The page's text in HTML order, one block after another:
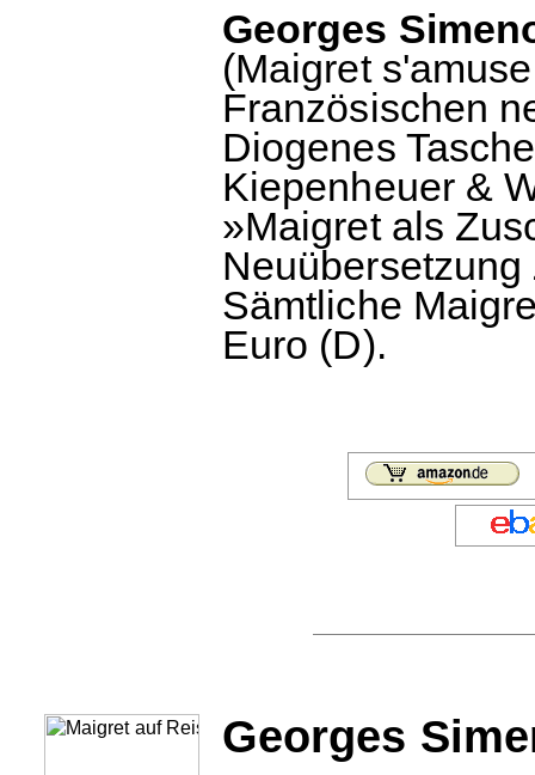
Georges
(Maigret
Französischen
Diogenes
Kiepenheuer &
»Maigret als
Sämtliche
Euro (D).
Georges